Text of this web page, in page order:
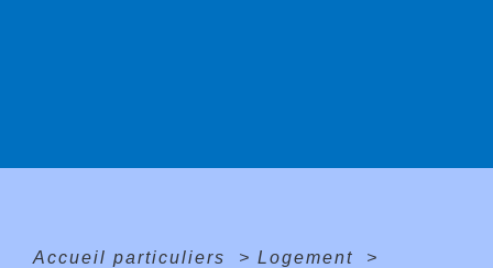
Accueil particuliers > Logement
>